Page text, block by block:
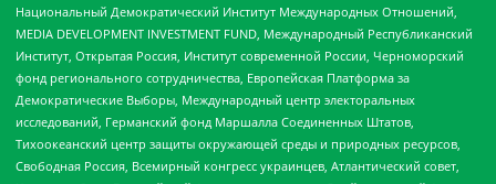
Национальный Демократический Институт Международных Отношений,
MEDIA DEVELOPMENT INVESTMENT FUND, Международный Республиканский
Институт, Открытая Россия, Институт современной России, Черноморский
фонд регионального сотрудничества, Европейская Платформа за
Демократические Выборы, Международный центр электоральных
исследований, Германский фонд Маршалла Соединенных Штатов,
Тихоокеанский центр защиты окружающей среды и природных ресурсов,
Свободная Россия, Всемирный конгресс украинцев, Атлантический совет,